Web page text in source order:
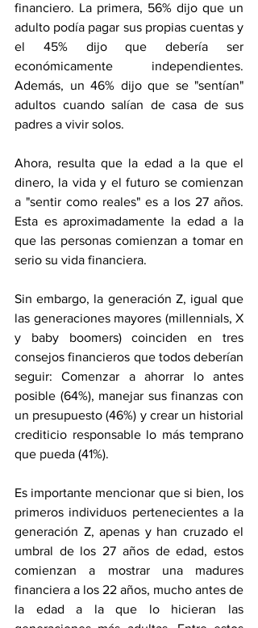
financiero. La primera, 56% dijo que un
adulto podía pagar sus propias cuentas y
el 45% dijo que debería ser
económicamente independientes.
Además, un 46% dijo que se "sentían"
adultos cuando salían de casa de sus
padres a vivir solos.
Ahora, resulta que la edad a la que el
dinero, la vida y el futuro se comienzan
a "sentir como reales" es a los 27 años.
Esta es aproximadamente la edad a la
que las personas comienzan a tomar en
serio su vida financiera.
Sin embargo, la generación Z, igual que
las generaciones mayores (millennials, X
y baby boomers) coinciden en tres
consejos financieros que todos deberían
seguir: Comenzar a ahorrar lo antes
posible (64%), manejar sus finanzas con
un presupuesto (46%) y crear un historial
crediticio responsable lo más temprano
que pueda (41%).
Es importante mencionar que si bien, los
primeros individuos pertenecientes a la
generación Z, apenas y han cruzado el
umbral de los 27 años de edad, estos
comienzan a mostrar una madures
financiera a los 22 años, mucho antes de
la edad a la que lo hicieran las